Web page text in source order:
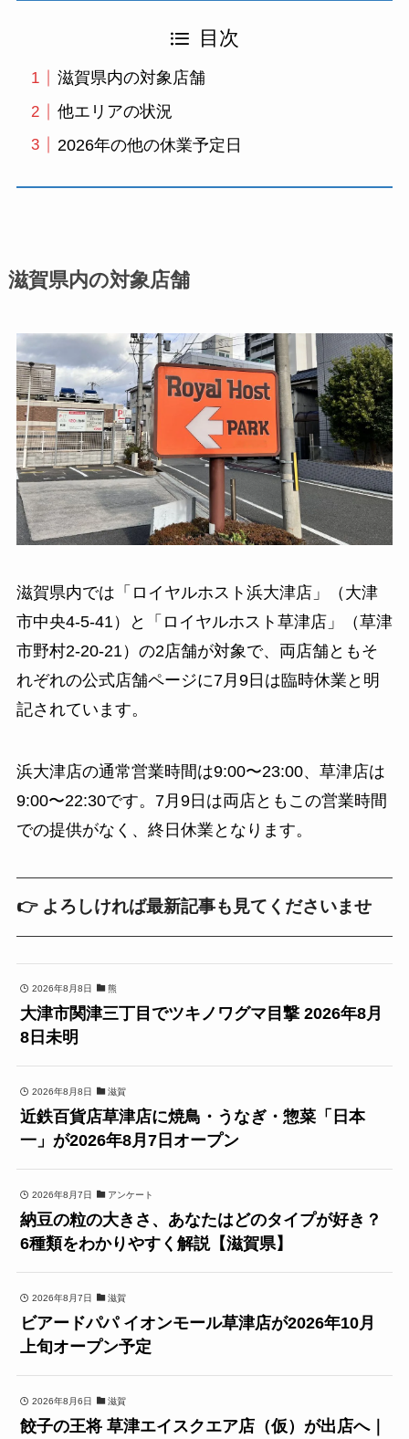
目次
滋賀県内の対象店舗
他エリアの状況
2026年の他の休業予定日
滋賀県内の対象店舗
滋賀県内では「ロイヤルホスト浜大津店」（大津
市中央4-5-41）と「ロイヤルホスト草津店」（草津
市野村2-20-21）の2店舗が対象で、両店舗ともそ
れぞれの公式店舗ページに7月9日は臨時休業と明
記されています。
浜大津店の通常営業時間は9:00〜23:00、草津店は
9:00〜22:30です。7月9日は両店ともこの営業時間
での提供がなく、終日休業となります。
👉 よろしければ最新記事も見てくださいませ
2026年8月8日 熊
大津市関津三丁目でツキノワグマ目撃 2026年8月
8日未明
2026年8月8日 滋賀
近鉄百貨店草津店に焼鳥・うなぎ・惣菜「日本
一」が2026年8月7日オープン
2026年8月7日 アンケート
納豆の粒の大きさ、あなたはどのタイプが好き？
6種類をわかりやすく解説【滋賀県】
2026年8月7日 滋賀
ビアードパパ イオンモール草津店が2026年10月
上旬オープン予定
2026年8月6日 滋賀
餃子の王将 草津エイスクエア店（仮）が出店へ｜